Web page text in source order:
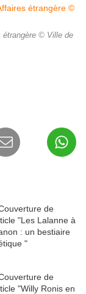
étrangère © Ville de